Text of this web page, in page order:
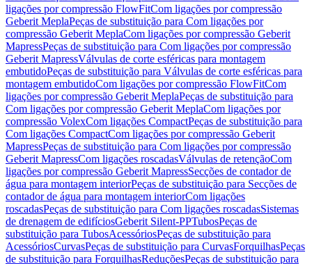
ligações por compressão FlowFitCom ligações por compressão
Geberit MeplaPeças de substituição para Com ligações por
compressão Geberit MeplaCom ligações por compressão Geberit
MapressPeças de substituição para Com ligações por compressão
Geberit MapressVálvulas de corte esféricas para montagem
embutidoPeças de substituição para Válvulas de corte esféricas para
montagem embutidoCom ligações por compressão FlowFitCom
ligações por compressão Geberit MeplaPeças de substituição para
Com ligações por compressão Geberit MeplaCom ligações por
compressão VolexCom ligações CompactPeças de substituição para
Com ligações CompactCom ligações por compressão Geberit
MapressPeças de substituição para Com ligações por compressão
Geberit MapressCom ligações roscadasVálvulas de retençãoCom
ligações por compressão Geberit MapressSecções de contador de
água para montagem interiorPeças de substituição para Secções de
contador de água para montagem interiorCom ligações
roscadasPeças de substituição para Com ligações roscadasSistemas
de drenagem de edifíciosGeberit Silent-PPTubosPeças de
substituição para TubosAcessóriosPeças de substituição para
AcessóriosCurvasPeças de substituição para CurvasForquilhasPeças
de substituição para ForquilhasReduçõesPeças de substituição para